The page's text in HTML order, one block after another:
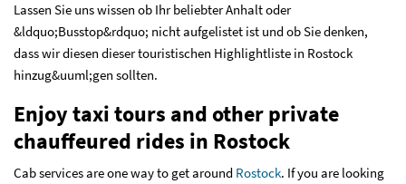
Lassen Sie uns wissen ob Ihr beliebter Anhalt oder
&ldquo;Busstop&rdquo; nicht aufgelistet ist und ob Sie denken,
dass wir diesen dieser touristischen Highlightliste in Rostock
hinzug&uuml;gen sollten.
Enjoy taxi tours and other private
chauffeured rides in Rostock
Cab services are one way to get around Rostock. If you are looking